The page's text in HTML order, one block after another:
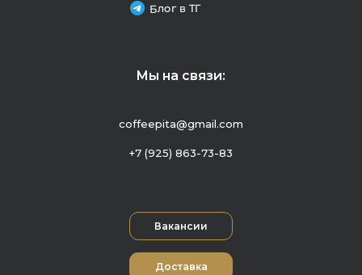
Блог в ТГ
Мы на связи:
coffeepita@gmail.com
+7 (925) 863-73-83
Доставка
Вакансии